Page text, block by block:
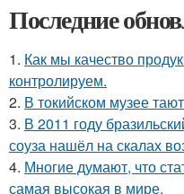
Последние
1. Как мы качество
контролируем.
2. В токийском музее
3. В 2011 году
соуза нашёл на скалах
4. Многие думают, что
самая высокая в мире.